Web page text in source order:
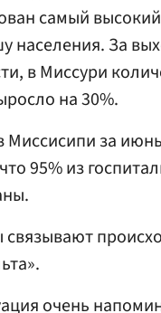
самый
населения. За
в Миссури
на 30%.
Миссисипи за
95% из
очень